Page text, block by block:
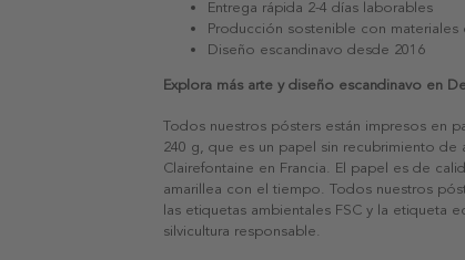
Entrega rápida 2-4 días laborables
Producción sostenible con
Diseño escandinavo desde 2016
Explora más arte y diseño escandinavo en
Todos nuestros pósters están impresos en
240 g, que es un papel sin recubrimiento
Clairefontaine en Francia. El papel es de
amarillea con el tiempo. Todos nuestros
las etiquetas ambientales FSC y la etiqueta
silvicultura responsable.